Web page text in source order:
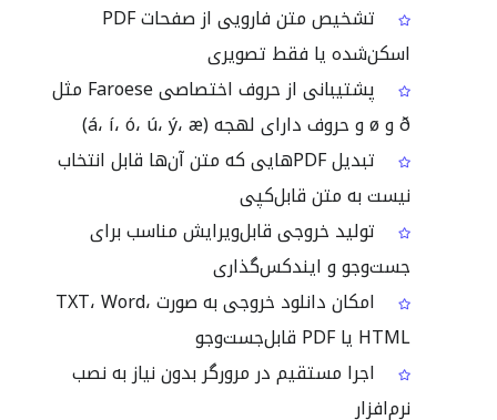
تشخیص متن فارویی از صفحات PDF
اسکن‌شده یا فقط تصویری
پشتیبانی از حروف اختصاصی Faroese مثل
ð و ø و حروف دارای لهجه (á، í، ó، ú، ý، æ)
تبدیل PDFهایی که متن آن‌ها قابل انتخاب
نیست به متن قابل‌کپی
تولید خروجی قابل‌ویرایش مناسب برای
جست‌وجو و ایندکس‌گذاری
امکان دانلود خروجی به صورت TXT، Word،
HTML یا PDF قابل‌جست‌وجو
اجرا مستقیم در مرورگر بدون نیاز به نصب
نرم‌افزار